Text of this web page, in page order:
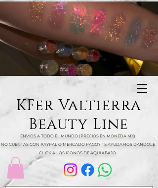
KFer Valtierra
Beauty Line
ENVIOS A TODO EL MUNDO (PRECIOS EN MONEDA MX)
NO CUENTAS CON PAYPAL O MERCADO PAGO? TE AYUDAMOS DANDOLE
CLICK A LOS ICONOS DE AQUI ABAJO